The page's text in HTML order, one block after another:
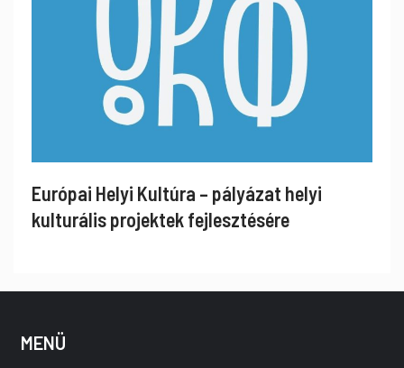
Európai Helyi Kultúra – pályázat helyi
kulturális projektek fejlesztésére
MENÜ